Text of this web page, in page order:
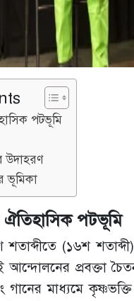
পটভূমি
উদাহরণ
ভূমিকা
ঐতিহাসিক পটভূমি
শতাব্দীতে (১৬শ
প্রবক্তা
মাধ্যমে কৃষ্ণভক্তি